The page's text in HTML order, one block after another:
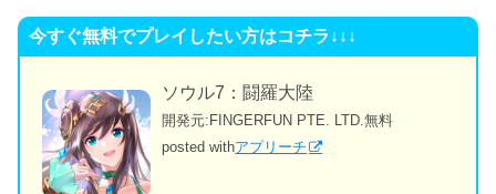
今すぐ無料でプレイしたい方はコチラ↓↓↓
ソウル7：闘羅大陸
開発元: FINGERFUN PTE. LTD.無料
posted withアプリーチ